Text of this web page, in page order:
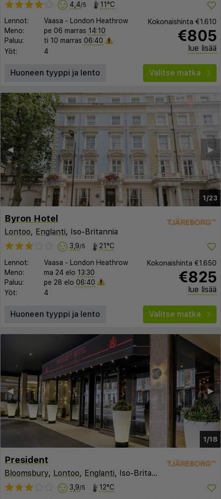
4,4/5 11°C
Lennot: Vaasa - London Heathrow
Meno:
pe 06 marras 14:10
Paluu:
ti 10 marras 06:40
Yöt:
4
Kokonaishinta €1.610
€805
lue lisää
Huoneen tyyppi ja lento Valitse matka
1/23
▶︎
◀︎
Byron Hotel
Lontoo, Englanti, Iso-Britannia
3,9/5 21°C
Lennot: Vaasa - London Heathrow
Meno:
ma 24 elo 13:30
Paluu:
pe 28 elo 06:40
Yöt:
4
Kokonaishinta €1.650
€825
lue lisää
Huoneen tyyppi ja lento Valitse matka
1/18
▶︎
◀︎
President
Bloomsbury, Lontoo, Englanti, Iso-Britannia
3,9/5 12°C